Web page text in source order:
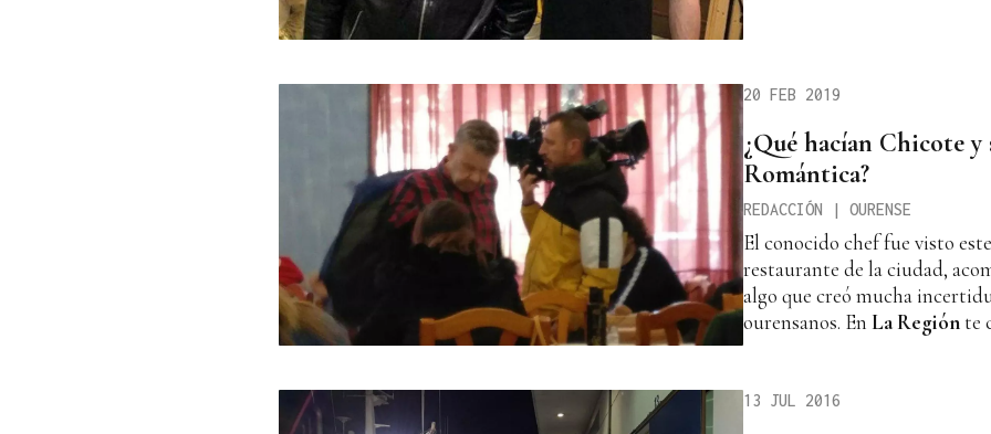
20 FEB 2019
¿Qué hacían Chicote y
Romántica?
REDACCIÓN | OURENSE
El conocido chef fue visto
restaurante de la ciudad,
algo que creó mucha
ourensanos. En La Región te
13 JUL 2016